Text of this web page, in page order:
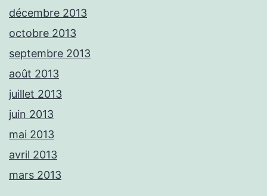
décembre 2013
octobre 2013
septembre 2013
août 2013
juillet 2013
juin 2013
mai 2013
avril 2013
mars 2013